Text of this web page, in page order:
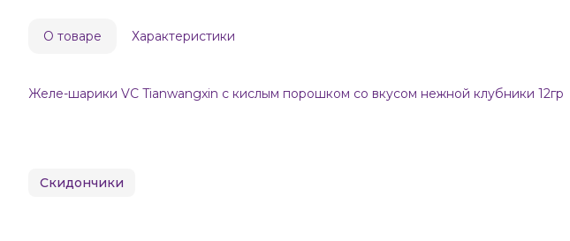
О товаре Характеристики
Желе-шарики VC Tianwangxin с кислым порошком со вкусом нежной клубники 12гр
Скидончики